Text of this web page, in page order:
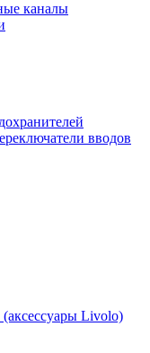
каналы
вводов
Livolo)